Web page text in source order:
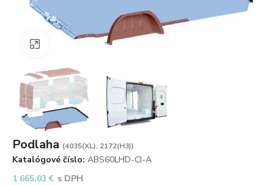
Zväčšiť obrázok
Podlaha (4035(XL), 2172(H3))
Katalógové číslo: ABS60LHD-CI-A
1 665,03€ s DPH